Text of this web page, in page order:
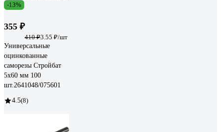
-13%
355 ₽
410 ₽3.55 ₽/шт
Универсальные
оцинкованные
саморезы Стройбат
5х60 мм 100
шт.2641048/075601
4.5(8)